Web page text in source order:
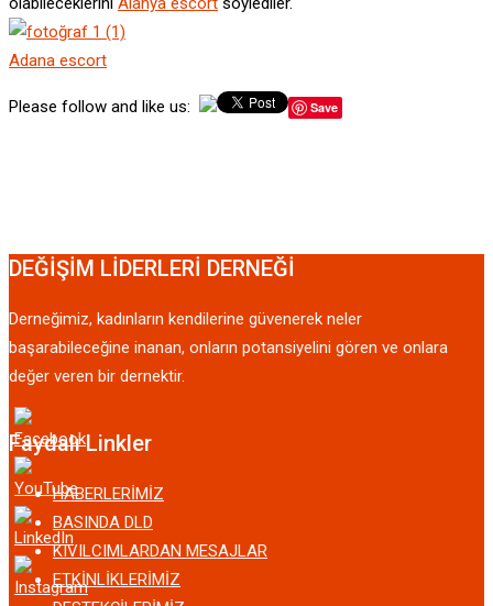
Adana escort
Please follow and like us: Save
DEĞİŞİM LİDERLERİ DERNEĞİ
Derneğimiz, kadınların kendilerine güvenerek neler
başarabileceğine inanan, onların potansiyelini gören ve onlara
değer veren bir dernektir.
Faydalı Linkler
HABERLERİMİZ
BASINDA DLD
KIVILCIMLARDAN MESAJLAR
ETKİNLİKLERİMİZ